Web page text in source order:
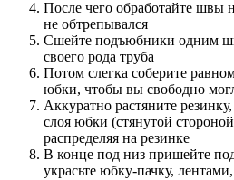
После чего обработайте швы
не обтрепывался
Сшейте подъюбники одним
своего рода труба
Потом слегка соберите
юбки, чтобы вы свободно
Аккуратно растяните
слоя юбки (стянутой
распределяя на резинке
В конце под низ пришейте
украсьте юбку-пачку,